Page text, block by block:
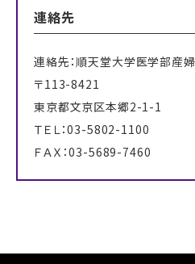
連絡先
連絡先：順天堂大学医学部産
〒113-8421
東京都文京区本郷2-1-1
ＴＥＬ：03-5802-1100
ＦＡＸ：03-5689-7460